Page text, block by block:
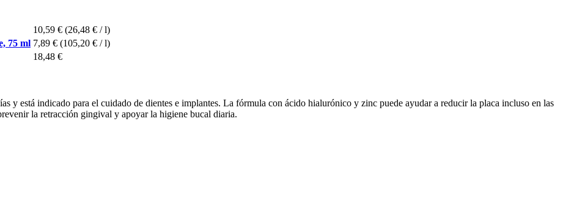
10,59 € (26,48 € / l)
75 ml 7,89 € (105,20 € / l)
18,48 €
y está indicado para el cuidado de dientes e implantes. La fórmula con ácido hialurónico y zinc puede ayudar a reducir la placa incluso en las
la retracción gingival y apoyar la higiene bucal diaria.